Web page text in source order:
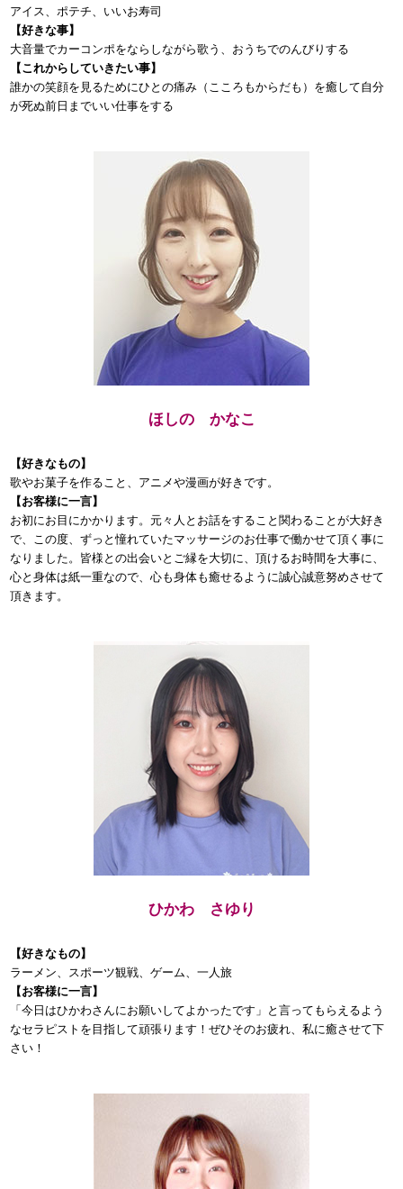
アイス、ポテチ、いいお寿司
【好きな事】
大音量でカーコンポをならしながら歌う、おうちでのんびりする
【これからしていきたい事】
誰かの笑顔を見るためにひとの痛み（こころもからだも）を癒して自分
が死ぬ前日までいい仕事をする
ほしの かなこ
【好きなもの】
歌やお菓子を作ること、アニメや漫画が好きです。
【お客様に一言】
お初にお目にかかります。元々人とお話をすること関わることが大好き
で、この度、ずっと憧れていたマッサージのお仕事で働かせて頂く事に
なりました。皆様との出会いとご縁を大切に、頂けるお時間を大事に、
心と身体は紙一重なので、心も身体も癒せるように誠心誠意努めさせて
頂きます。
ひかわ さゆり
【好きなもの】
ラーメン、スポーツ観戦、ゲーム、一人旅
【お客様に一言】
「今日はひかわさんにお願いしてよかったです」と言ってもらえるよう
なセラピストを目指して頑張ります！ぜひそのお疲れ、私に癒させて下
さい！